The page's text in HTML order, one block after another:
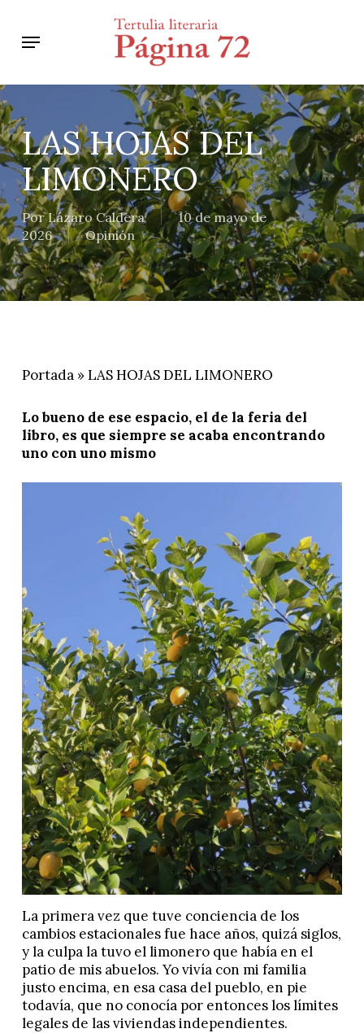
main
Menu
LAS HOJAS DEL
LIMONERO
Por Lázaro Caldera
10 de mayo de
2026
Opinión
Portada»LAS HOJAS DEL LIMONERO
Lo bueno de ese espacio, el de la feria del
libro, es que siempre se acaba encontrando
uno con uno mismo
La primera vez que tuve conciencia de los
cambios estacionales fue hace años, quizá siglos,
y la culpa la tuvo el limonero que había en el
patio de mis abuelos. Yo vivía con mi familia
justo encima, en esa casa del pueblo, en pie
todavía, que no conocía por entonces los límites
legales de las viviendas independientes.